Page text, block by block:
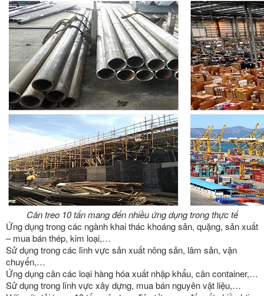
Cân treo 10 tấn mang đến nhiều ứng dụng trong thực tế
Ứng dụng trong các ngành khai thác khoáng sản, quặng, sản xuất
– mua bán thép, kim loại,…
Sử dụng trong các lĩnh vực sản xuất nông sản, lâm sản, vận
chuyển,…
Ứng dụng cân các loại hàng hóa xuất nhập khẩu, cân container,…
Sử dụng trong lĩnh vực xây dựng, mua bán nguyên vật liệu,…